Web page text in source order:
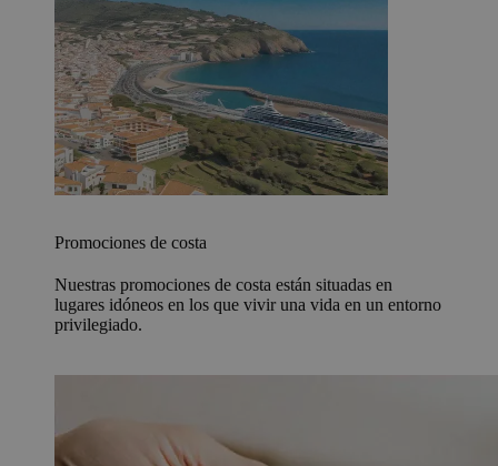
Promociones de costa
Nuestras promociones de costa están situadas en
lugares idóneos en los que vivir una vida en un entorno
privilegiado.